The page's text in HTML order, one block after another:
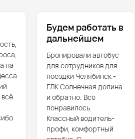
на
Будем работать в
дальнейшем
Бронировали автобус
для сотрудников для
поездки Челябинск -
ГЛК Солнечная долина
и обратно. Всё
понравилось.
Классный водитель-
профи, комфортный